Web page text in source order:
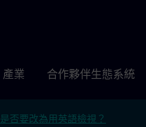
產業 合作夥伴生態系統
是否要改為用英語檢視？